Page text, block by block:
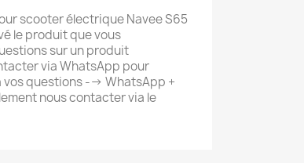
scooter électrique Navee S65
le produit que vous
sur un produit
via WhatsApp pour
questions --> WhatsApp +
nous contacter via le